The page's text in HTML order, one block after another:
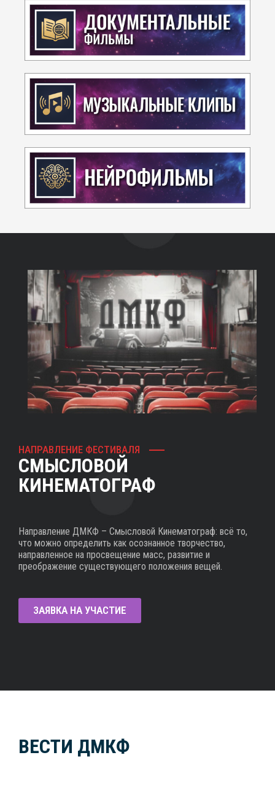
НАПРАВЛЕНИЕ ФЕСТИВАЛЯ
СМЫСЛОВОЙ
КИНЕМАТОГРАФ
Направление ДМКФ – Смысловой Кинематограф: всё то,
что можно определить как осознанное творчество,
направленное на просвещение масс, развитие и
преображение существующего положения вещей.
ЗАЯВКА НА УЧАСТИЕ
ВЕСТИ ДМКФ